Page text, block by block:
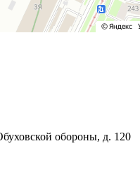
обороны, д. 120